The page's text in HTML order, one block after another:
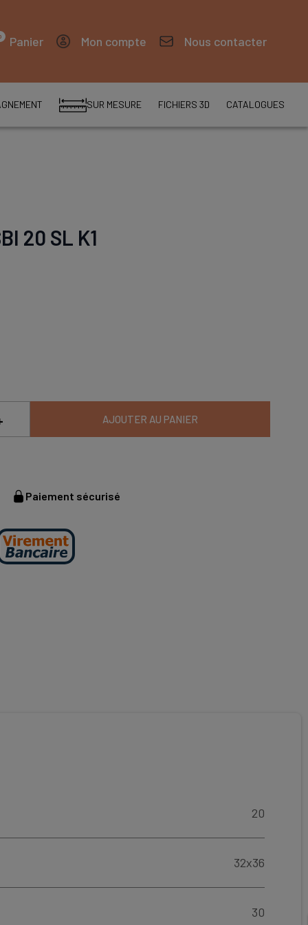
Panier Mon compte Nous contacter
SUR MESURE FICHIERS 3D CATALOGUES
20 SL K1
AJOUTER AU PANIER
Paiement sécurisé
20
32x36
30